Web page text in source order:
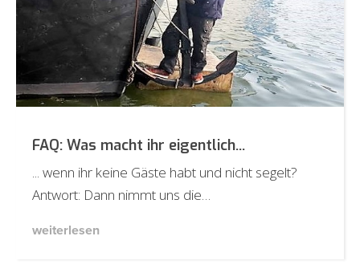
FAQ: Was macht ihr eigentlich...
... wenn ihr keine Gäste habt und nicht segelt?
Antwort: Dann nimmt uns die…
weiterlesen